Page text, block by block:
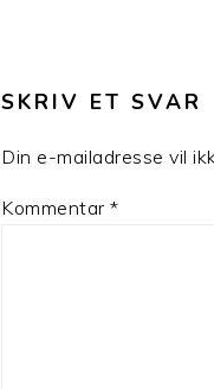
SKRIV ET SVAR
Din e-mailadresse vil
Kommentar *